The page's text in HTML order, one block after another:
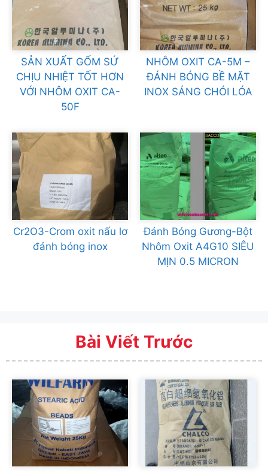
SẢN XUẤT GỐM SỨ
CHỊU NHIỆT TỐT HƠN
VỚI NHÔM OXIT CA-
50F
NHÔM OXIT CA-5M –
ĐÁNH BÓNG BỀ MẶT
INOX SÁNG CHÓI LÓA
Cr2O3-Crom oxit nấu lơ
đánh bóng inox
Đánh Bóng Gương-Bột
Nhôm Oxit A4G10 SIÊU
MỊN 0.5 MICRON
Bài Viết Trước